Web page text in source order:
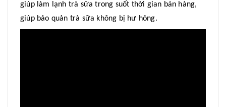
giúp làm lạnh trà sữa trong suốt thời gian bán hàng,
giúp bảo quản trà sữa không bị hư hỏng.